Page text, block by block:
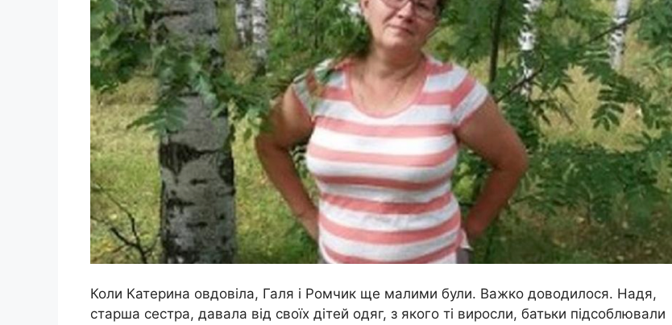
Коли Катерина овдовіла, Галя і Ромчик ще малими були. Важко доводилося. Надя,
старша сестра, давала від своїх дітей одяг, з якого ті виросли, батьки підсоблювали